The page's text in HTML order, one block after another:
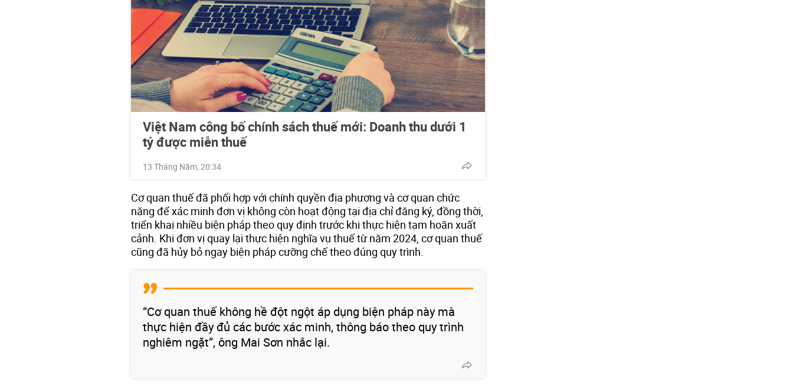
Việt Nam công bố chính sách thuế mới: Doanh thu dưới 1
tỷ được miễn thuế
13 Tháng Năm, 20:34
Cơ quan thuế đã phối hợp với chính quyền địa phương và cơ quan chức
năng để xác minh đơn vị không còn hoạt động tại địa chỉ đăng ký, đồng thời,
triển khai nhiều biện pháp theo quy định trước khi thực hiện tạm hoãn xuất
cảnh. Khi đơn vị quay lại thực hiện nghĩa vụ thuế từ năm 2024, cơ quan thuế
cũng đã hủy bỏ ngay biện pháp cưỡng chế theo đúng quy trình.
“Cơ quan thuế không hề đột ngột áp dụng biện pháp này mà
thực hiện đầy đủ các bước xác minh, thông báo theo quy trình
nghiêm ngặt”, ông Mai Sơn nhắc lại.